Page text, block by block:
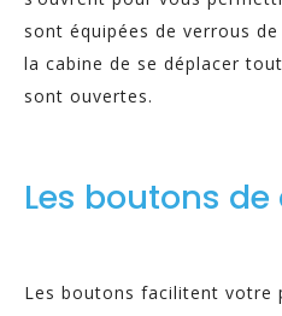
sont équipées de verrous
la cabine de se déplacer
sont ouvertes.
Les boutons
Les boutons facilitent votre